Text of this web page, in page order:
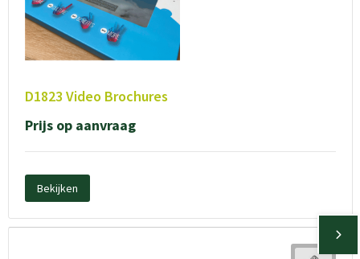
D1823 Video Brochures
Prijs op aanvraag
Bekijken